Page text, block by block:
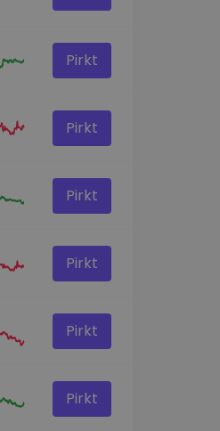
Pirkt
Pirkt
Pirkt
Pirkt
Pirkt
Pirkt